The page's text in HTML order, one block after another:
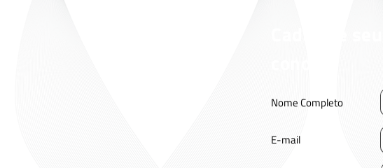
Nome Completo
E-mail